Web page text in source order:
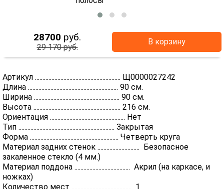
28700 руб.
29 170 руб.
В корзину
Артикул ......................................................... Щ0000027242
Длина ............................................................ 90 см.
Ширина ......................................................... 90 см.
Высота .......................................................... 216 см.
Ориентация .................................................. Нет
Тип ................................................................ Закрытая
Форма ........................................................... Четверть круга
Материал задних стенок ............................ Безопасное
закаленное стекло (4 мм.)
Материал поддона ..................................... Акрил (на каркасе, и
ножках)
Количество мест ........................................ 1